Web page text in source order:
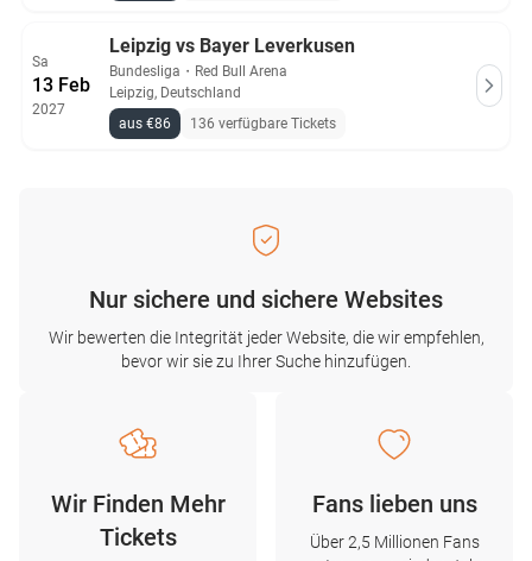
Sa
13 Feb
2027
Leipzig vs Bayer Leverkusen
Bundesliga ・ Red Bull Arena
Leipzig, Deutschland
aus €86
136 verfügbare Tickets
Nur sichere und sichere Websites
Wir bewerten die Integrität jeder Website, die wir empfehlen,
bevor wir sie zu Ihrer Suche hinzufügen.
Wir Finden Mehr
Tickets
Fans lieben uns
Über 2,5 Millionen Fans